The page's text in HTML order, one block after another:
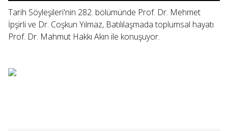
Tarih Söyleşileri'nin 282. bölümünde Prof. Dr. Mehmet
İpşirli ve Dr. Coşkun Yılmaz, Batılılaşmada toplumsal hayatı
Prof. Dr. Mahmut Hakkı Akın ile konuşuyor.